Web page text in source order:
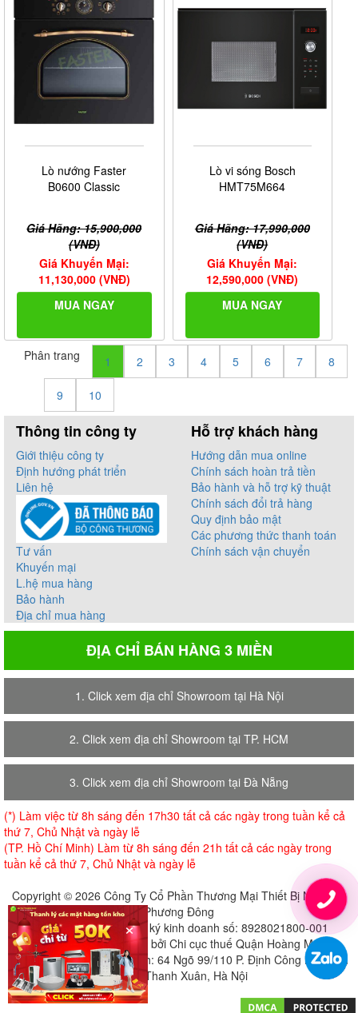
Lò nướng Faster
B0600 Classic
Giá Hãng: 15,900,000
(VNĐ)
Giá Khuyến Mại:
11,130,000 (VNĐ)
MUA NGAY
Lò vi sóng Bosch
HMT75M664
Giá Hãng: 17,990,000
(VNĐ)
Giá Khuyến Mại:
12,590,000 (VNĐ)
MUA NGAY
Phân trang 1 2 3 4 5 6 7 8
9 10
Thông tin công ty
Giới thiệu công ty
Định hướng phát triển
Liên hệ
Tư vấn
Khuyến mại
L.hệ mua hàng
Bảo hành
Địa chỉ mua hàng
Hỗ trợ khách hàng
Hướng dẫn mua online
Chính sách hoàn trả tiền
Bảo hành và hỗ trợ kỹ thuật
Chính sách đổi trả hàng
Quy định bảo mật
Các phương thức thanh toán
Chính sách vận chuyển
ĐỊA CHỈ BÁN HÀNG 3 MIỀN
1. Click xem địa chỉ Showroom tại Hà Nội
2. Click xem địa chỉ Showroom tại TP. HCM
3. Click xem địa chỉ Showroom tại Đà Nẵng
(*) Làm việc từ 8h sáng đến 17h30 tất cả các ngày trong tuần kể cả
thứ 7, Chủ Nhật và ngày lễ
(TP. Hồ Chí Minh) Làm từ 8h sáng đến 21h tất cả các ngày trong
tuần kể cả thứ 7, Chủ Nhật và ngày lễ
Copyright © 2026 Công Ty Cổ Phần Thương Mại Thiết Bị Nội Thất
Phương Đông
Giấy chứng nhận đăng ký kinh doanh số: 8928021800-001
Cấp ngày 18-07-2018 bởi Chi cục thuế Quận Hoàng Mai
Địa chỉ đăng ký trụ sở chính: 64 Ngõ 99/110 P. Định Công Hạ, Định
Công, Thanh Xuân, Hà Nội
×